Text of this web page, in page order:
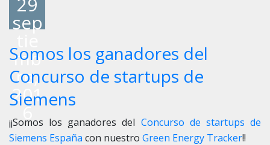
sep
mb
re,
201
6
Somos los ganadores del
Concurso de startups de
Siemens
¡¡Somos los ganadores del Concurso de startups de
Siemens España con nuestro Green Energy Tracker!!